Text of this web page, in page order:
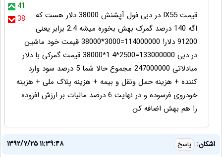
41
38
قیمت IX55 در دبی فول آپشنش 38000 دلار هست که
اگه 140 درصد گمرک بهش بخوره میشه 2.4 برابر یعنی
91200 دلار! 114000000=3000*38000 قیمت خود ماشین
در دبی 133000000=2500*1.4*38000 قیمت گمرکی با دلار
مبادلاتی 247000000 مجموع حالا شما 5 درصد سود وارد
کننده + هزینه حمل ونقل و بیمه + هزینه پلاک ملی + هزینه
خودروی فرسوده و در نهایت 6 درصد مالیات بر ارزش افزوده
را هم بهش اضافه کن
اشکان: پاسخ
۱۳۹۲/۷/۲۵ ۱۱:۳۹:۴۸